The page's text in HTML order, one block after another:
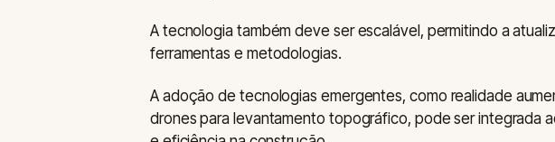
A tecnologia também deve ser escalável, permitindo a
ferramentas e metodologias.
A adoção de tecnologias emergentes, como realidade
drones para levantamento topográfico, pode ser integrada